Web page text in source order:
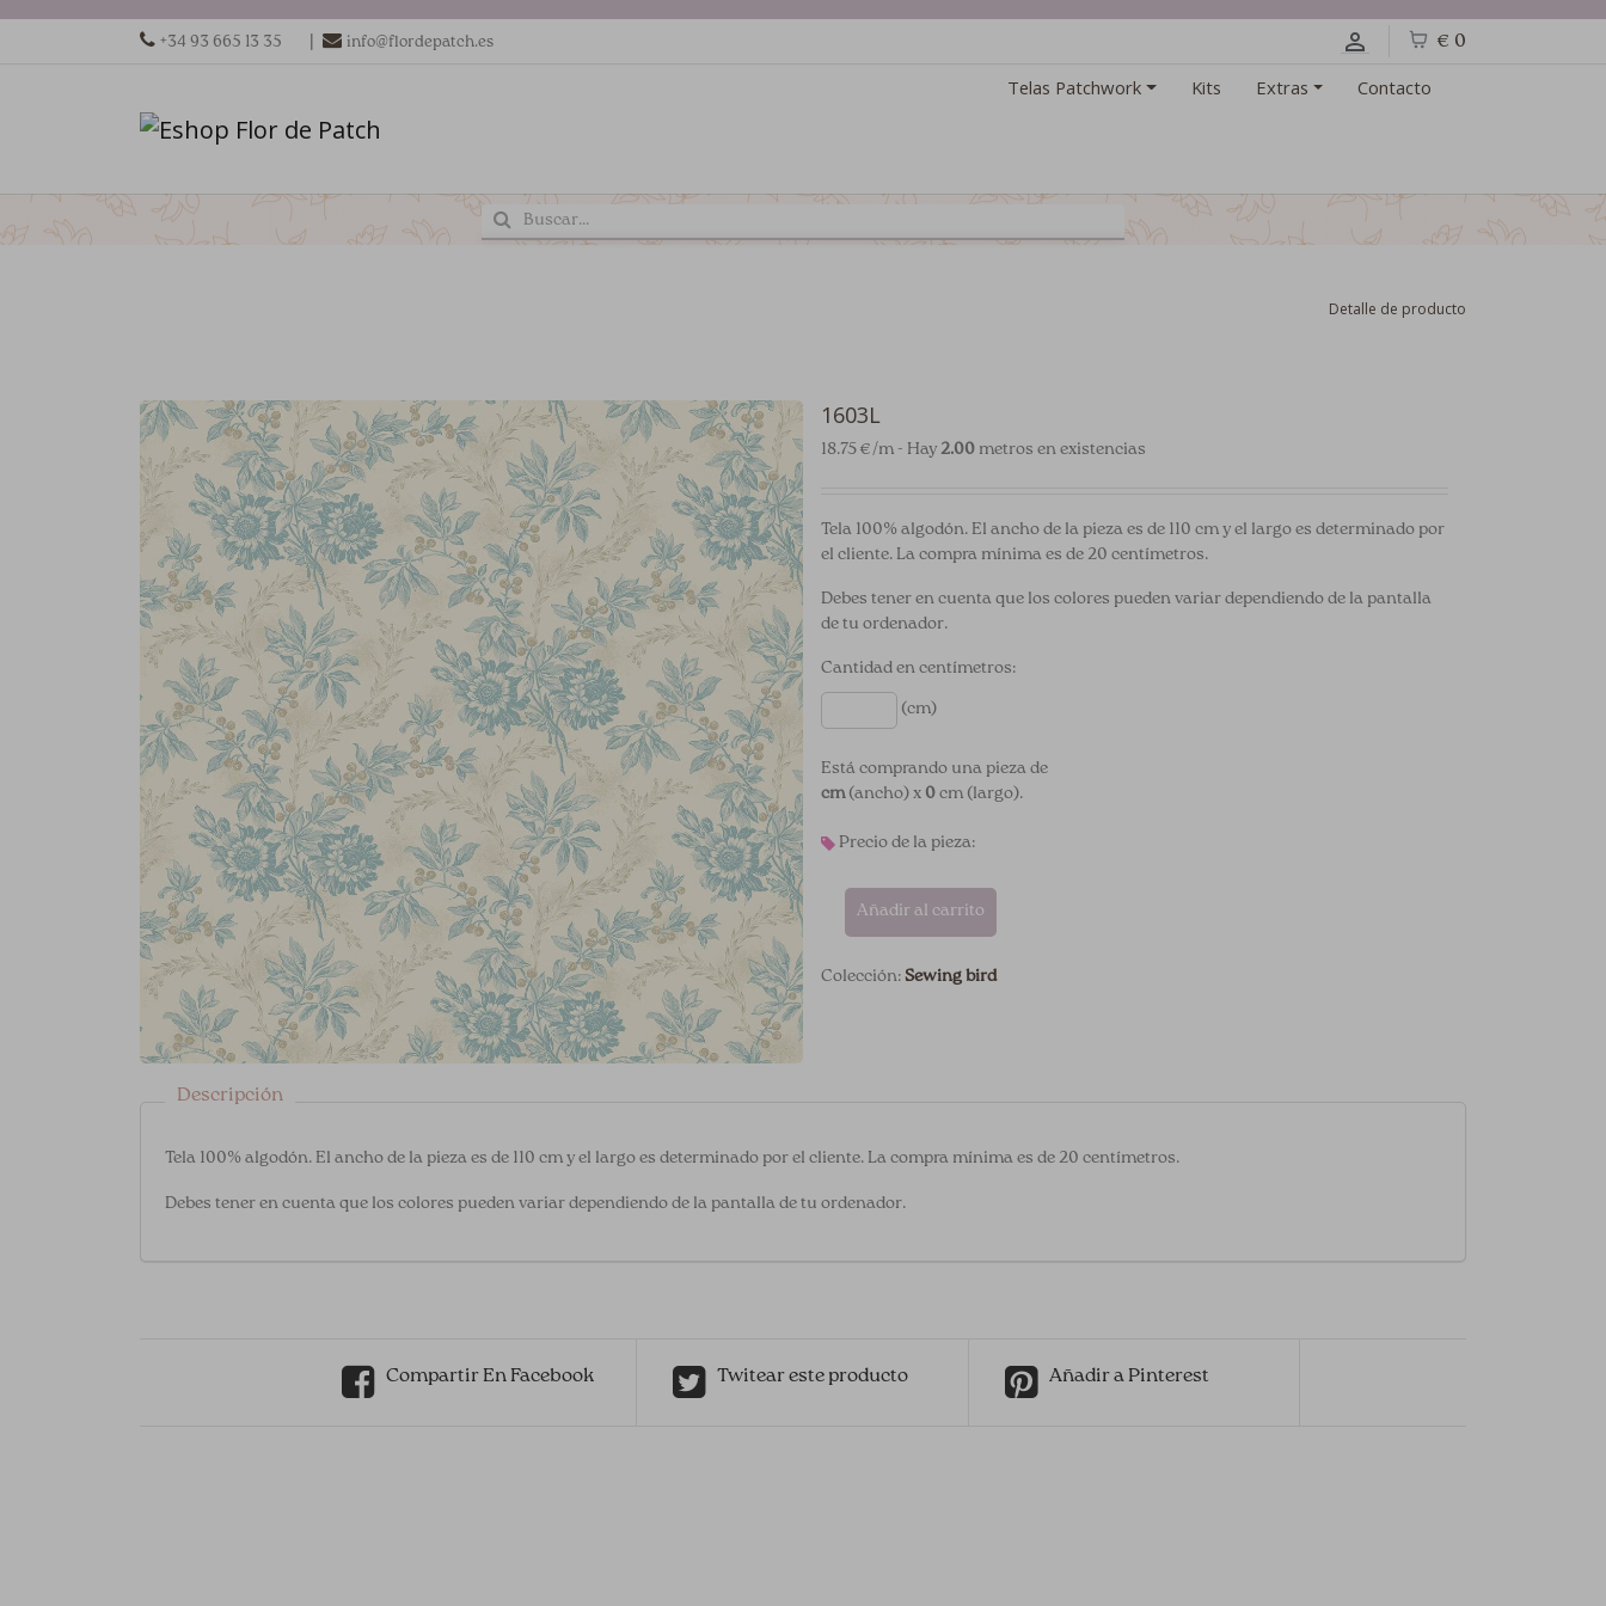
+34 93 665 13 35 | info@flordepatch.es € 0
Telas Patchwork Kits Extras Contacto
Detalle de producto
1603L
18.75 €/m - Hay2.00 metros en existencias
Tela 100% algodón. El ancho de la pieza es de 110 cm y el largo es determinado por
el cliente. La compra mínima es de 20 centímetros.
Debes tener en cuenta que los colores pueden variar dependiendo de la pantalla
de tu ordenador.
Cantidad en centímetros:
(cm)
Está comprando una pieza de
cm(ancho) x 0cm (largo).
Precio de la pieza:
Añadir al carrito
Colección:Sewing bird
Descripción
Tela 100% algodón. El ancho de la pieza es de 110 cm y el largo es determinado por el cliente. La compra mínima es de 20 centímetros.
Debes tener en cuenta que los colores pueden variar dependiendo de la pantalla de tu ordenador.
Compartir En Facebook Twitear este producto Añadir a Pinterest